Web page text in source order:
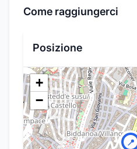
Come raggiungerci
Posizione
📍
+
−